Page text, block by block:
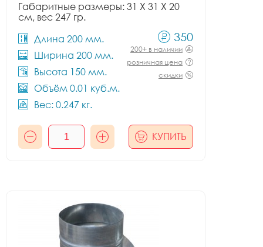
Габаритные размеры: 31 X 31 X 20
см, вес 247 гр.
Длина 200 мм.
Ширина 200 мм.
Высота 150 мм.
Объём 0.01 куб.м.
Вес: 0.247 кг.
350
200+ в наличии
розничная цена
скидки
КУПИТЬ